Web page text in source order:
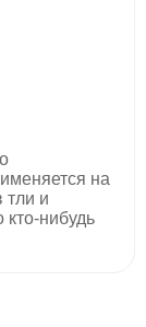
на
тли и
кто-нибудь